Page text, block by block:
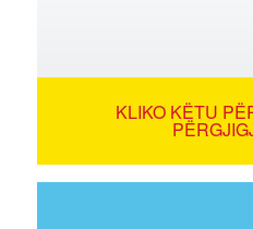
KLIKO KËTU